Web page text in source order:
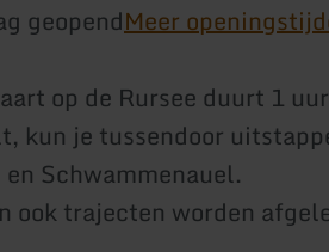
geopendMeer
op de Rursee duurt 1
kun je tussendoor
Schwammenauel.
ook trajecten worden